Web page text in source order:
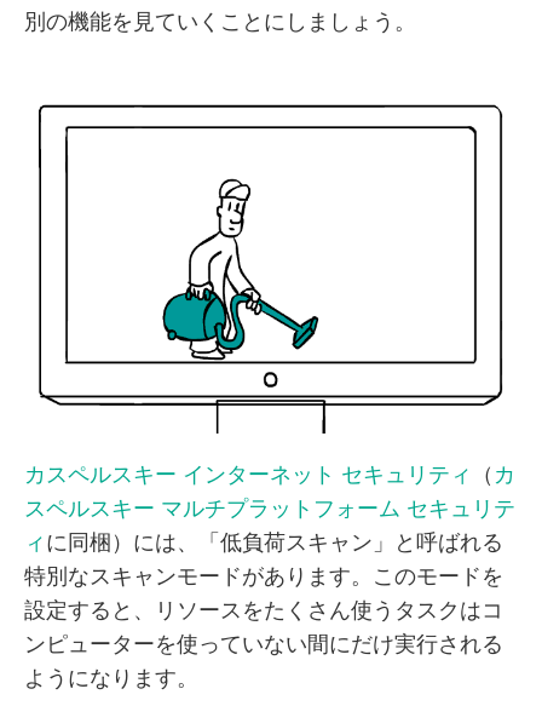
別の機能を見ていくことにしましょう。
カスペルスキー インターネット セキュリティ （ カ
スペルスキー マルチプラットフォーム セキュリテ
ィに同梱）には、「低負荷スキャン」と呼ばれる
特別なスキャンモードがあります。このモードを
設定すると、リソースをたくさん使うタスクはコ
ンピューターを使っていない間にだけ実行される
ようになります。